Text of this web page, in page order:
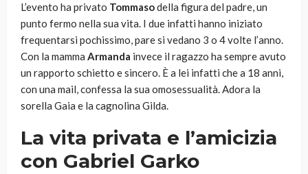
L’evento ha privato Tommasodella figura del padre, un
punto fermo nella sua vita. I due infatti hanno iniziato
frequentarsi pochissimo, pare si vedano 3 o 4 volte l’anno.
Con la mamma Armanda invece il ragazzo ha sempre avuto
un rapporto schietto e sincero. È a lei infatti che a 18 anni,
con una mail, confessa la sua omosessualità. Adora la
sorella Gaia e la cagnolina Gilda.
La vita privata e l’amicizia
con Gabriel Garko